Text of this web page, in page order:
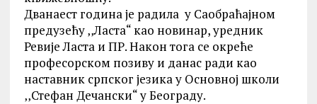
Дванаест година је радила у Саобраћајном
предузећу ‚‚Ласта“ као новинар, уредник
Ревије Ласта и ПР. Након тога се окреће
професорском позиву и данас ради као
наставник српског језика у Основној школи
‚‚Стефан Дечански“ у Београду.